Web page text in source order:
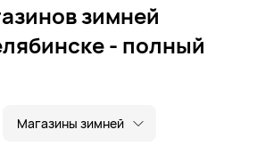
зимней
- полный
Магазины зимней